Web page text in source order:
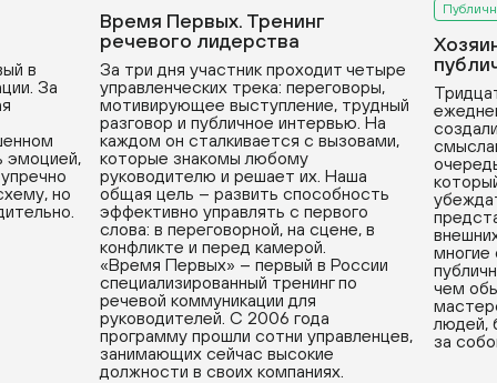
в
За
эмоцией,
но
Время Первых. Тренинг
речевого лидерства
За три дня участник проходит четыре
управленческих трека: переговоры,
мотивирующее выступление, трудный
разговор и публичное интервью. На
каждом он сталкивается с вызовами,
которые знакомы любому
руководителю и решает их. Наша
общая цель – развить способность
эффективно управлять с первого
слова: в переговорной, на сцене, в
конфликте и перед камерой.
«Время Первых» – первый в России
специализированный тренинг по
речевой коммуникации для
руководителей. С 2006 года
программу прошли сотни управленцев,
занимающих сейчас высокие
должности в своих компаниях.
многие
чем
людей,
за